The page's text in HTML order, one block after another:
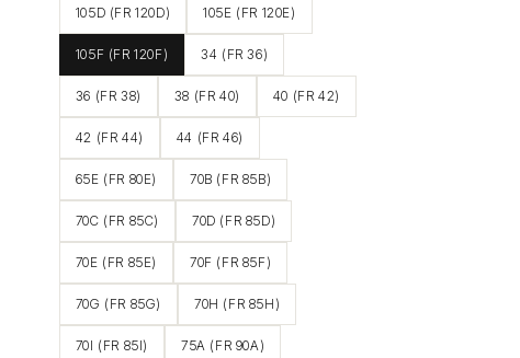
105D (FR 120D) 105E (FR 120E)
105F (FR 120F) 34 (FR 36)
36 (FR 38) 38 (FR 40) 40 (FR 42)
42 (FR 44) 44 (FR 46)
65E (FR 80E) 70B (FR 85B)
70C (FR 85C) 70D (FR 85D)
70E (FR 85E) 70F (FR 85F)
70G (FR 85G) 70H (FR 85H)
70I (FR 85I) 75A (FR 90A)